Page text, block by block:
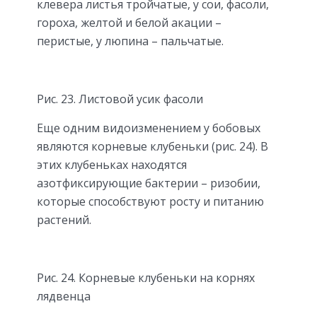
клевера листья тройчатые, у сои, фасоли,
гороха, желтой и белой акации –
перистые, у люпина – пальчатые.
Рис. 23. Листовой усик фасоли
Еще одним видоизменением у бобовых
являются корневые клубеньки (рис. 24). В
этих клубеньках находятся
азотфиксирующие бактерии – ризобии,
которые способствуют росту и питанию
растений.
Рис. 24. Корневые клубеньки на корнях
лядвенца